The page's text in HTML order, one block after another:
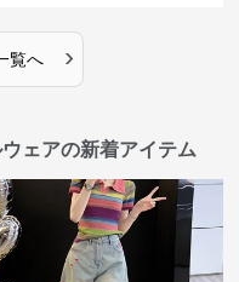
覧へ ›
ェアの新着アイテム